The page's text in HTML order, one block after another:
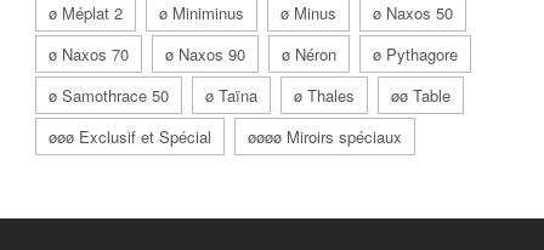
ø Méplat 2
ø Miniminus ø Minus
ø Naxos 50
ø Naxos 70
ø Naxos 90 ø Néron
ø Pythagore
ø Samothrace 50
ø Taïna ø Thales
øø Table
øøø Exclusif et Spécial
øøøø Miroirs spéciaux